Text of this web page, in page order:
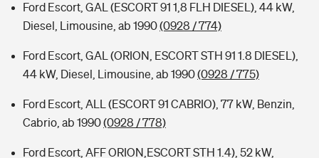
Ford Escort, GAL (ESCORT 91 1,8 FLH DIESEL), 44 kW,
Diesel, Limousine, ab 1990(0928 / 774)
Ford Escort, GAL (ORION, ESCORT STH 91 1.8 DIESEL),
44 kW, Diesel, Limousine, ab 1990(0928 / 775)
Ford Escort, ALL (ESCORT 91 CABRIO), 77 kW, Benzin,
Cabrio, ab 1990(0928 / 778)
Ford Escort, AFF ORION,ESCORT STH 1.4), 52 kW,